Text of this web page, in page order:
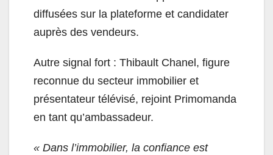
diffusées sur la plateforme et candidater
auprès des vendeurs.
Autre signal fort : Thibault Chanel, figure
reconnue du secteur immobilier et
présentateur télévisé, rejoint Primomanda
en tant qu’ambassadeur.
« Dans l’immobilier, la confiance est